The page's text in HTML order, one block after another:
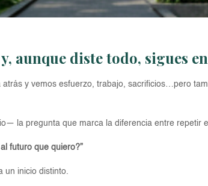
aunque diste todo, sigues
y vemos esfuerzo, trabajo, sacrificios…pero
la pregunta que marca la diferencia entre repetir
futuro que quiero?”
un inicio distinto.